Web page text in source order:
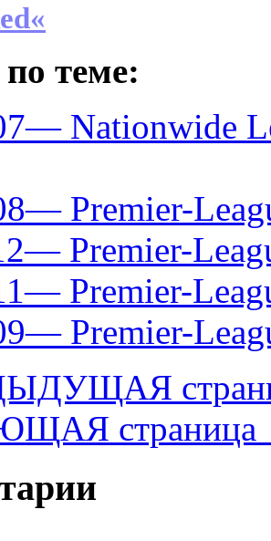
теме:
Nationwide
Рremier-
Рremier-
Рremier-
Рremier-